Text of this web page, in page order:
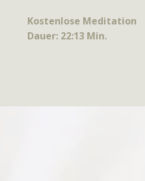
Kostenlose Meditation
Dauer: 22:13 Min.